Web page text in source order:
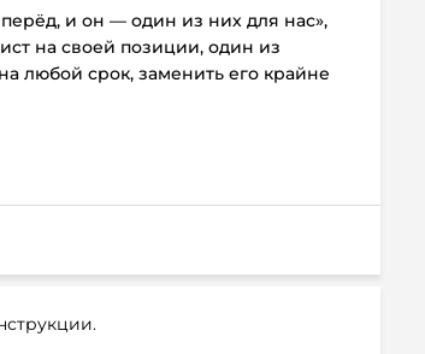
и он — один из них для нас»,
на своей позиции, один из
любой срок, заменить его крайне